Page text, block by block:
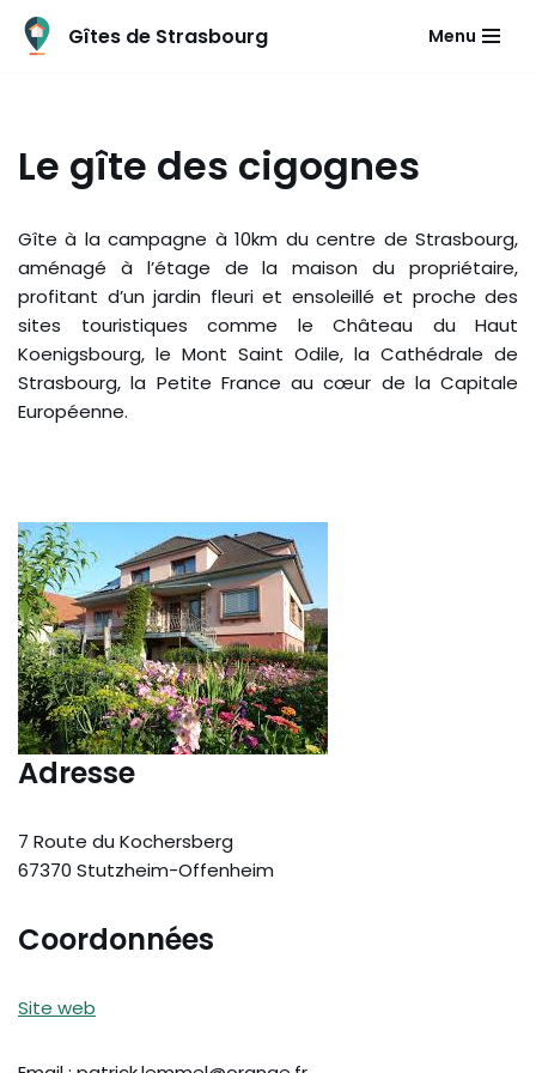
Gîtes de Strasbourg Menu
Le gîte des cigognes
Gîte à la campagne à 10km du centre de Strasbourg,
aménagé à l’étage de la maison du propriétaire,
profitant d’un jardin fleuri et ensoleillé et proche des
sites touristiques comme le Château du Haut
Koenigsbourg, le Mont Saint Odile, la Cathédrale de
Strasbourg, la Petite France au cœur de la Capitale
Européenne.
Adresse
7 Route du Kochersberg
67370 Stutzheim-Offenheim
Coordonnées
Site web